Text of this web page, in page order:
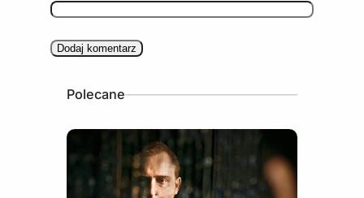
Polecane